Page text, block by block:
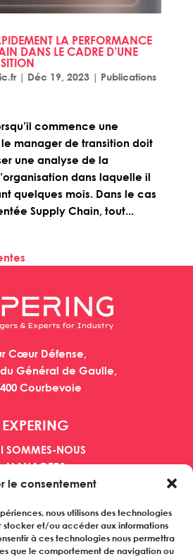
le consentement
nous utilisons des technologies
stocker et/ou accéder aux informations
à ces technologies nous permettra
que le comportement de navigation ou
LA PERFORMANCE
DANS LE CADRE D’UNE
| Déc 19, 2023| Publications
commence une
manager de transition doit
une analyse de la
dans laquelle il
quelques mois. Dans le cas
Supply Chain, tout...
Cœur Défense,
du Général de Gaulle,
Courbevoie
EXPERING
SOMMES-NOUS
MANAGERS
ENTREPRISES
ACTUALITES
à notre newsletter